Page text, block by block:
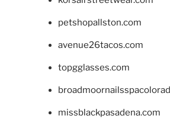
petshopallston.com
avenue26tacos.com
topgglasses.com
missblackpasadena.com